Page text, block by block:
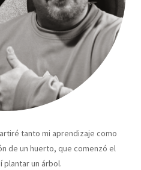
tanto mi aprendizaje como
de un huerto, que comenzó el
plantar un árbol.